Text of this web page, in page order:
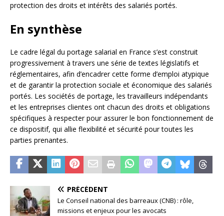
protection des droits et intérêts des salariés portés.
En synthèse
Le cadre légal du portage salarial en France s’est construit
progressivement à travers une série de textes législatifs et
réglementaires, afin d’encadrer cette forme d’emploi atypique
et de garantir la protection sociale et économique des salariés
portés. Les sociétés de portage, les travailleurs indépendants
et les entreprises clientes ont chacun des droits et obligations
spécifiques à respecter pour assurer le bon fonctionnement de
ce dispositif, qui allie flexibilité et sécurité pour toutes les
parties prenantes.
PRÉCÉDENT
Le Conseil national des barreaux (CNB) : rôle,
missions et enjeux pour les avocats